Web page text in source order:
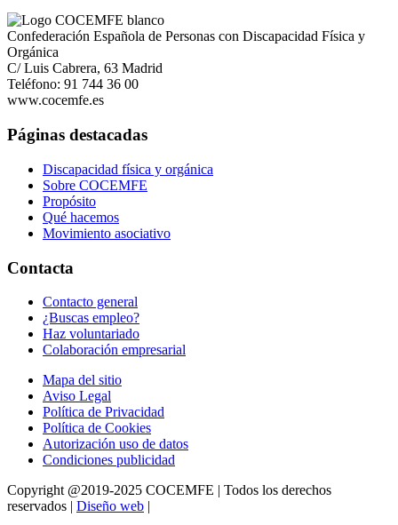
Confederación Española de Personas con Discapacidad Física y
Orgánica
C/ Luis Cabrera, 63 Madrid
Teléfono: 91 744 36 00
www.cocemfe.es
Páginas destacadas
Discapacidad física y orgánica
Sobre COCEMFE
Propósito
Qué hacemos
Movimiento asociativo
Contacta
Contacto general
¿Buscas empleo?
Haz voluntariado
Colaboración empresarial
Mapa del sitio
Aviso Legal
Política de Privacidad
Política de Cookies
Autorización uso de datos
Condiciones publicidad
Copyright @2019-2025 COCEMFE | Todos los derechos
reservados | Diseño web |